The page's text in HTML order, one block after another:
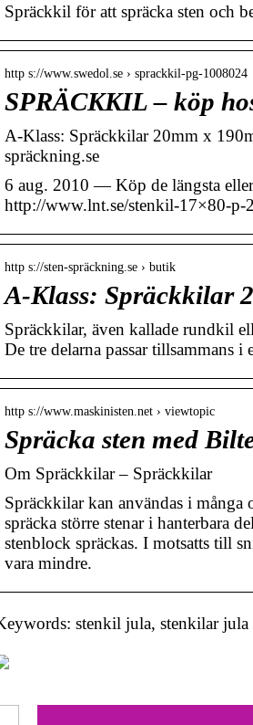
Spräckkil för att spräcka sten och
http s://www.swedol.se › sprackkil-pg-1008024
SPRÄCKKIL – köp
A-Klass: Spräckkilar 20mm x
spräckning.se
6 aug. 2010 — Köp de längsta
http://www.lnt.se/stenkil-17×80-p-
http s://sten-spräckning.se › butik
A-Klass: Spräckkilar
Spräckkilar, även kallade rundkil
De tre delarna passar tillsammans
http s://www.maskinisten.net › viewtopic
Spräcka sten med
Om Spräckkilar – Spräckkilar
Spräckkilar kan användas i
spräcka större stenar i hanterbara
stenblock spräckas. I motsatts till
vara mindre.
stenkil jula, stenkilar jula